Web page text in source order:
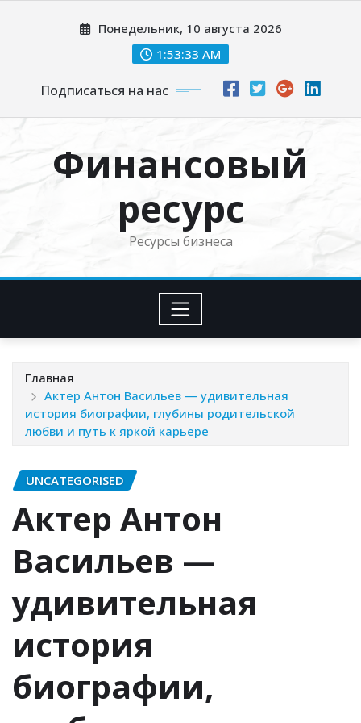
Понедельник, 10 августа 2026
1:53:35 AM
Подписаться на нас
Финансовый
ресурс
Ресурсы бизнеса
Главная
Актер Антон Васильев — удивительная
история биографии, глубины родительской
любви и путь к яркой карьере
UNCATEGORISED
Актер Антон
Васильев —
удивительная
история
биографии,